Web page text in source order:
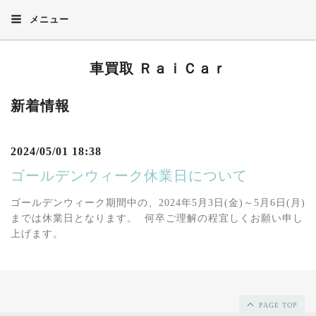
メニュー
車買取 ＲａｉＣａｒ
新着情報
2024/05/01 18:38
ゴールデンウィーク休業日について
ゴールデンウィーク期間中の、2024年5月3日(金)～5月6日(月)
までは休業日となります。 何卒ご理解の程宜しくお願い申し
上げます。
PAGE TOP